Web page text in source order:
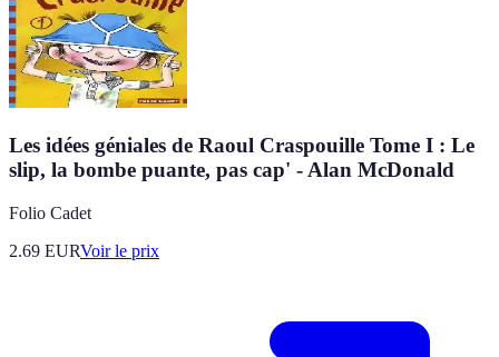
Les idées géniales de Raoul Craspouille Tome I : Le
slip, la bombe puante, pas cap' - Alan McDonald
Folio Cadet
2.69 EURVoir le prix